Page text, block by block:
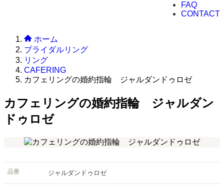
FAQ
CONTACT
ホーム
ブライダルリング
リング
CAFERING
カフェリングの婚約指輪 ジャルダンドゥロゼ
カフェリングの婚約指輪 ジャルダン
ドゥロゼ
品番 ジャルダンドゥロゼ